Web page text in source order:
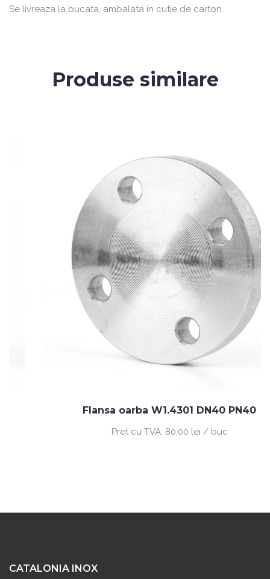
Se livreaza la bucata, ambalata in cutie de carton.
Produse similare
Flansa oarba W1.4301 DN40 PN40
Pret cu TVA:80.00 lei / buc
CATALONIA INOX